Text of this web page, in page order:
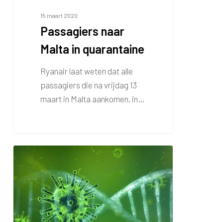
15 maart 2020
Passagiers naar
Malta in quarantaine
Ryanair laat weten dat alle
passagiers die na vrijdag 13
maart in Malta aankomen, in…
Coronavirus